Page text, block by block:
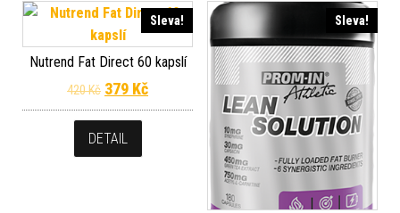
Sleva!
Nutrend Fat Direct 60 kapslí
420Kč Původní cena byla: 420 Kč.
379 KčAktuální cena je: 379 Kč.
DETAIL
Sleva!